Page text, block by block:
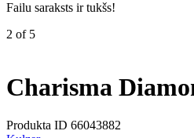
Failu saraksts ir tukšs!
2 of 5
Charisma
Produkta ID 66043882